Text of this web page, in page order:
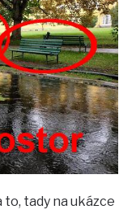
to, tady na ukázce